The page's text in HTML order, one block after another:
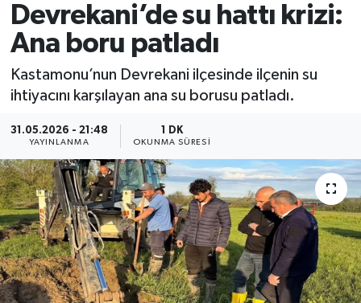
Devrekani’de su hattı krizi:
Ana boru patladı
Kastamonu’nun Devrekani ilçesinde ilçenin su
ihtiyacını karşılayan ana su borusu patladı.
31.05.2026 - 21:48
YAYINLANMA
1 DK
OKUNMA SÜRESI
Araç Haberleri
Azdavay Haberleri
Çatalzeytin Haberleri
Cide Haberleri
Daday Haberleri
Devrekani Haberleri